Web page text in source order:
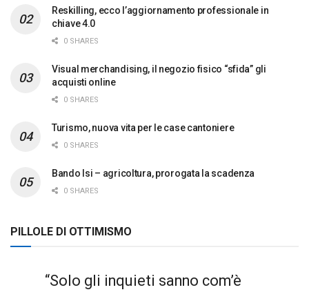
Reskilling, ecco l’aggiornamento professionale in
chiave 4.0
0 SHARES
Visual merchandising, il negozio fisico “sfida” gli
acquisti online
0 SHARES
Turismo, nuova vita per le case cantoniere
0 SHARES
Bando Isi – agricoltura, prorogata la scadenza
0 SHARES
PILLOLE DI OTTIMISMO
“Solo gli inquieti sanno com’è